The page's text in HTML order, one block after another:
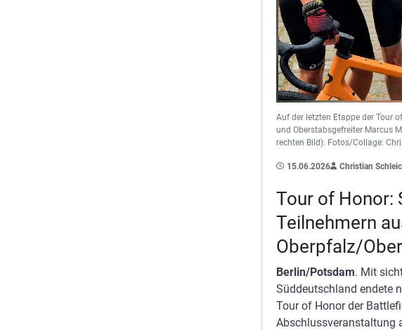
Auf der letzten Etappe der Tour
und Oberstabsgefreiter Marcus
rechten Bild). Fotos/Collage:
15.06.2026 Christian
Tour of Honor:
Teilnehmern
Oberpfalz/
Berlin/Potsdam. Mit
Süddeutschland endete
Tour of Honor der
Abschlussveranstaltung